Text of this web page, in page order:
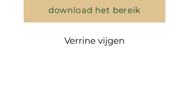
download het bereik
Verrine vijgen